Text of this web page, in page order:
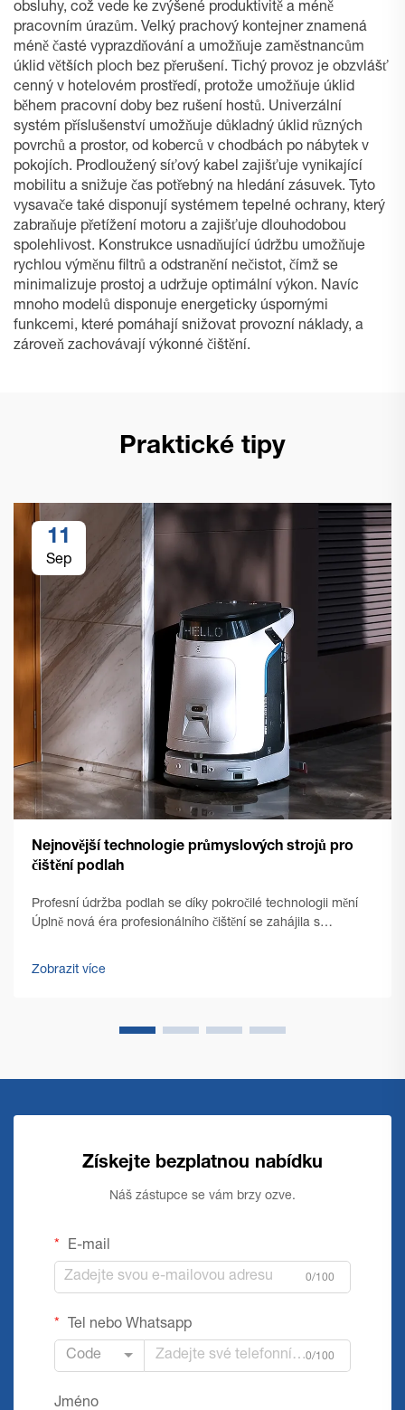
obsluhy, což vede ke zvýšené produktivitě a méně
pracovním úrazům. Velký prachový kontejner znamená
méně časté vyprazdňování a umožňuje zaměstnancům
úklid větších ploch bez přerušení. Tichý provoz je obzvlášť
cenný v hotelovém prostředí, protože umožňuje úklid
během pracovní doby bez rušení hostů. Univerzální
systém příslušenství umožňuje důkladný úklid různých
povrchů a prostor, od koberců v chodbách po nábytek v
pokojích. Prodloužený síťový kabel zajišťuje vynikající
mobilitu a snižuje čas potřebný na hledání zásuvek. Tyto
vysavače také disponují systémem tepelné ochrany, který
zabraňuje přetížení motoru a zajišťuje dlouhodobou
spolehlivost. Konstrukce usnadňující údržbu umožňuje
rychlou výměnu filtrů a odstranění nečistot, čímž se
minimalizuje prostoj a udržuje optimální výkon. Navíc
mnoho modelů disponuje energeticky úspornými
funkcemi, které pomáhají snižovat provozní náklady, a
zároveň zachovávají výkonné čištění.
Praktické tipy
11
Sep
Nejnovější technologie průmyslových strojů pro
čištění podlah
Profesní údržba podlah se díky pokročilé technologii mění
Úplně nová éra profesionálního čištění se zahájila s
komerčním prostředí. Řízení zařízení se od té doby
Zobrazit více
Získejte bezplatnou nabídku
Náš zástupce se vám brzy ozve.
E-mail
0/100
Tel nebo Whatsapp
Code 0/100
Jméno